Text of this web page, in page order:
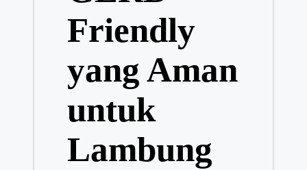
Friendly
yang Aman
untuk
Lambung